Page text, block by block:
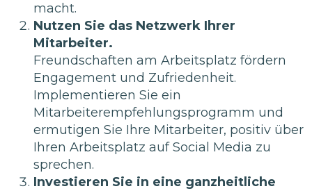
macht.
Nutzen Sie das Netzwerk Ihrer
Mitarbeiter.
Freundschaften am Arbeitsplatz fördern
Engagement und Zufriedenheit.
Implementieren Sie ein
Mitarbeiterempfehlungsprogramm und
ermutigen Sie Ihre Mitarbeiter, positiv über
Ihren Arbeitsplatz auf Social Media zu
sprechen.
Investieren Sie in eine ganzheitliche